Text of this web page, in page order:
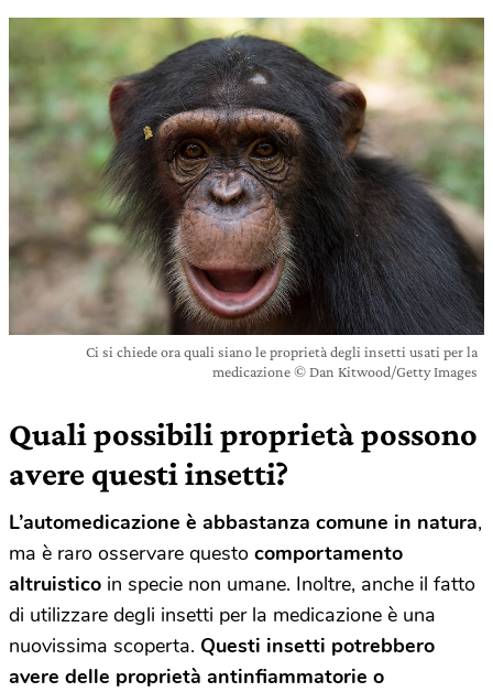
Ci si chiede ora quali siano le proprietà degli insetti usati per la
medicazione © Dan Kitwood/Getty Images
Quali possibili proprietà possono
avere questi insetti?
L’automedicazione è abbastanza comune in natura,
ma è raro osservare questo comportamento
altruistico in specie non umane. Inoltre, anche il fatto
di utilizzare degli insetti per la medicazione è una
nuovissima scoperta. Questi insetti potrebbero
avere delle proprietà antinfiammatorie o